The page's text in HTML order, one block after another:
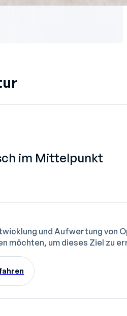
im Mittelpunkt
und Aufwertung von
möchten, um dieses Ziel zu